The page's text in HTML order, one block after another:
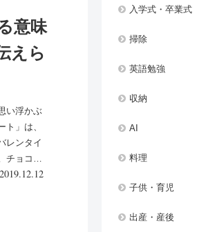
意味
えら
い浮かぶ
」は、
レンタイ
チョコ
2019.12.12
入学式・卒業式
掃除
英語勉強
収納
AI
料理
子供・育児
出産・産後